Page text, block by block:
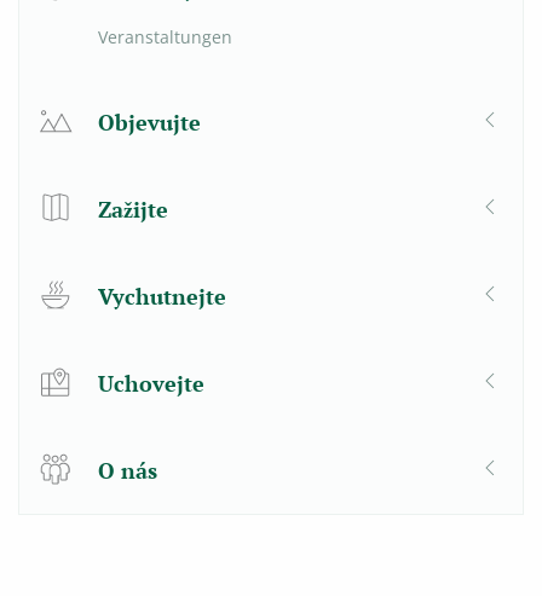
Veranstaltungen
Objevujte
Zažijte
Vychutnejte
Uchovejte
O nás